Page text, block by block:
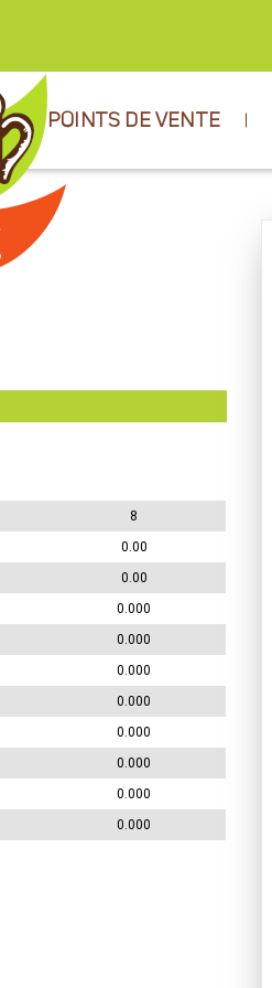
POINTS DE VENTE
8
0.00
0.00
0.000
0.000
0.000
0.000
0.000
0.000
0.000
0.000